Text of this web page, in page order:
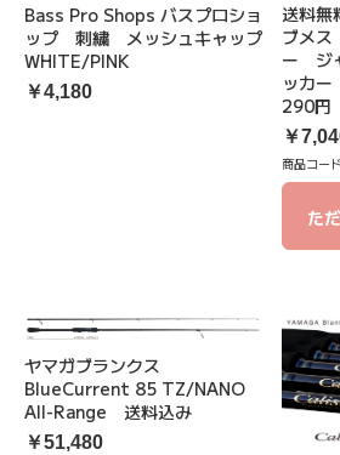
Bass Pro Shops バスプロショ
ップ 刺繍 メッシュキャップ
WHITE/PINK
￥4,180
送料
ブメ
ー ジ
ッカ
290円
￥
商品コー
た
ヤマガブランクス
BlueCurrent 85 TZ/NANO
All-Range 送料込み
￥51,480